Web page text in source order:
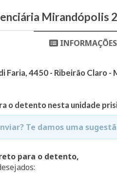
Mirandópolis
INFORMAÇÕES
Faria, 4450 - Ribeirão Claro -
o detento nesta unidade
Te damos uma
para o detento,